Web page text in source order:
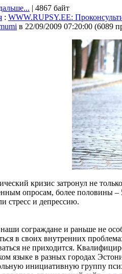
| 4867 байт
: WWW.RUPSY.EE:
в 22/09/2009 07:20:00 (6089
кризис затронул не
опросам, более половины –
стресс и депрессию.
сограждане и раньше не
в своих внутренних
не приходится.
языке в разных городах
инициативную группу